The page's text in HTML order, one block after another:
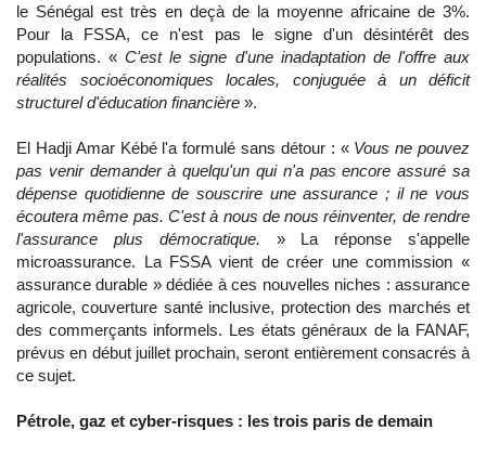
le Sénégal est très en deçà de la moyenne africaine de 3%.
Pour la FSSA, ce n'est pas le signe d'un désintérêt des
populations. «C'est le signe d'une inadaptation de l'offre aux
réalités socioéconomiques locales, conjuguée à un déficit
structurel d'éducation financière ».
El Hadji Amar Kébé l'a formulé sans détour : « Vous ne pouvez
pas venir demander à quelqu'un qui n'a pas encore assuré sa
dépense quotidienne de souscrire une assurance ; il ne vous
écoutera même pas. C'est à nous de nous réinventer, de rendre
l'assurance plus démocratique. » La réponse s'appelle
microassurance. La FSSA vient de créer une commission «
assurance durable » dédiée à ces nouvelles niches : assurance
agricole, couverture santé inclusive, protection des marchés et
des commerçants informels. Les états généraux de la FANAF,
prévus en début juillet prochain, seront entièrement consacrés à
ce sujet.
Pétrole, gaz et cyber-risques : les trois paris de demain